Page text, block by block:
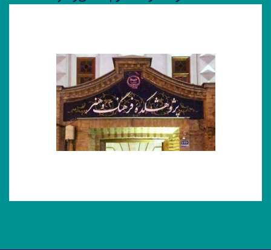
علوم انسانی، اجتماعی و هنر